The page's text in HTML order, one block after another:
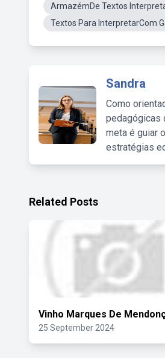
ArmazémDe Textos
Textos Para InterpretarCom
Sandra
Como
pedagógicas
meta é guiar
estratégias
Related Posts
Vinho Marques De
25 September 2024